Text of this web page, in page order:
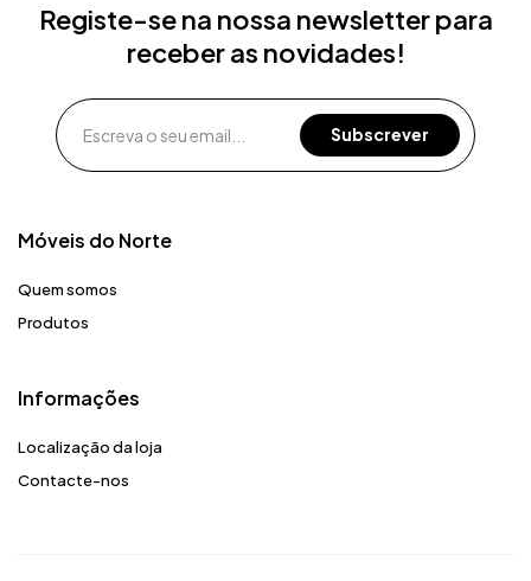
Móveis do Norte​
Quem somos
Produtos
Registe-se na nossa newsletter para
receber as novidades!
Informações
Localização da loja
Contacte-nos